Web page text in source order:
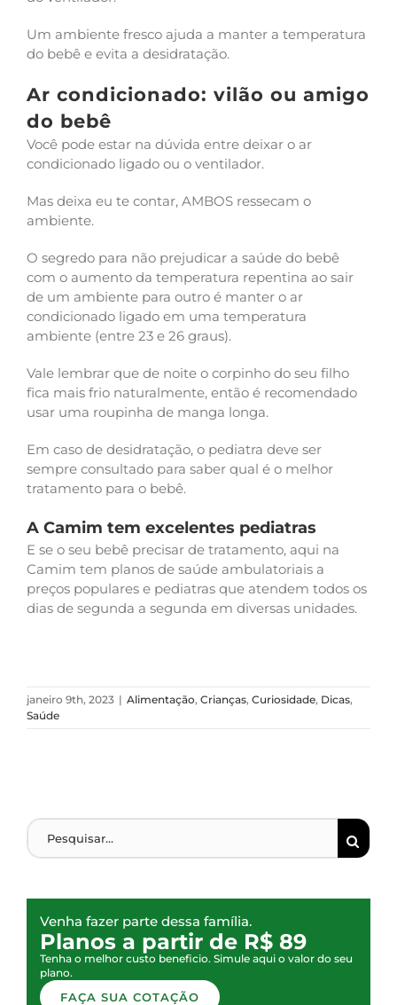
Um ambiente fresco ajuda a manter a temperatura
do bebê e evita a desidratação.
Ar condicionado: vilão ou amigo
do bebê
Você pode estar na dúvida entre deixar o ar
condicionado ligado ou o ventilador.
Mas deixa eu te contar, AMBOS ressecam o
ambiente.
O segredo para não prejudicar a saúde do bebê
com o aumento da temperatura repentina ao sair
de um ambiente para outro é manter o ar
condicionado ligado em uma temperatura
ambiente (entre 23 e 26 graus).
Vale lembrar que de noite o corpinho do seu filho
fica mais frio naturalmente, então é recomendado
usar uma roupinha de manga longa.
Em caso de desidratação, o pediatra deve ser
sempre consultado para saber qual é o melhor
tratamento para o bebê.
A Camim tem excelentes pediatras
E se o seu bebê precisar de tratamento, aqui na
Camim tem planos de saúde ambulatoriais a
preços populares e pediatras que atendem todos os
dias de segunda a segunda em diversas unidades.
janeiro 9th, 2023 | Alimentação, Crianças, Curiosidade, Dicas,
Saúde
Venha fazer parte dessa família.
Planos a partir de R$ 89
Tenha o melhor custo beneficio. Simule aqui o valor do seu
plano.
FAÇA SUA COTAÇÃO